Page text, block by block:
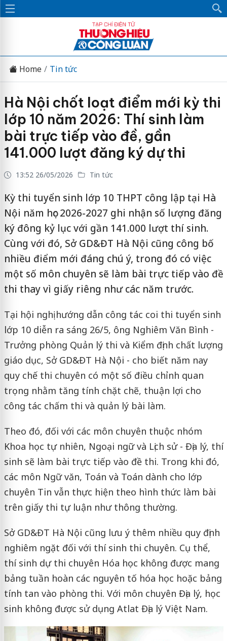
Home Tin tức
Hà Nội chốt loạt điểm mới kỳ thi
lớp 10 năm 2026: Thí sinh làm
bài trực tiếp vào đề, gần
141.000 lượt đăng ký dự thi
13:52 26/05/2026 Tin tức
Kỳ thi tuyển sinh lớp 10 THPT công lập tại Hà
Nội năm học 2026-2027 ghi nhận số lượng đăng
ký đông kỷ lục với gần 141.000 lượt thí sinh.
Cùng với đó, Sở GD&ĐT Hà Nội cũng công bố
nhiều điểm mới đáng chú ý, trong đó có việc
một số môn chuyên sẽ làm bài trực tiếp vào đề
thi thay vì giấy riêng như các năm trước.
Tại hội nghị hướng dẫn công tác coi thi tuyển sinh
lớp 10 diễn ra sáng 26/5, ông Nghiêm Văn Bình -
Trưởng phòng Quản lý thi và Kiểm định chất lượng
giáo dục, Sở GD&ĐT Hà Nội - cho biết năm nay
quy chế thi chuyên có một số điều chỉnh quan
trọng nhằm tăng tính chặt chẽ, thuận lợi cho
công tác chấm thi và quản lý bài làm.
Theo đó, đối với các môn chuyên thuộc nhóm
Khoa học tự nhiên, Ngoại ngữ và Lịch sử - Địa lý, thí
sinh sẽ làm bài trực tiếp vào đề thi. Trong khi đó,
các môn Ngữ văn, Toán và Toán dành cho lớp
chuyên Tin vẫn thực hiện theo hình thức làm bài
trên giấy thi tự luận như thông thường.
Sở GD&ĐT Hà Nội cũng lưu ý thêm nhiều quy định
nghiêm ngặt đối với thí sinh thi chuyên. Cụ thể,
thí sinh dự thi chuyên Hóa học không được mang
bảng tuần hoàn các nguyên tố hóa học hoặc bảng
tính tan vào phòng thi. Với môn chuyên Địa lý, học
sinh không được sử dụng Atlat Địa lý Việt Nam.